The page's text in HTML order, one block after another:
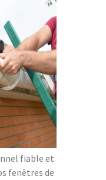
fiable et
fenêtres de